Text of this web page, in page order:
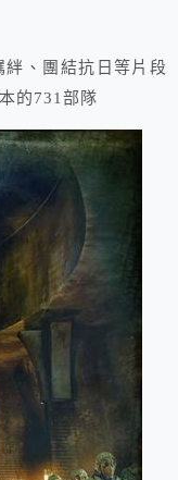
、團結抗日等片段
的731部隊